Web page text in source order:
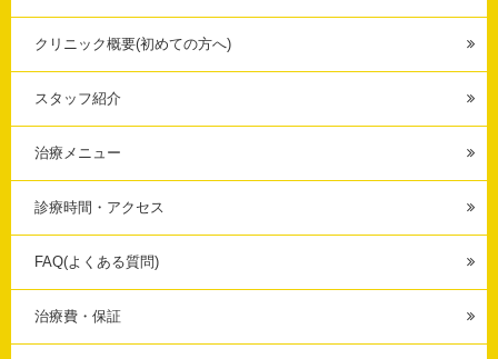
クリニック概要(初めての方へ)
スタッフ紹介
治療メニュー
診療時間・アクセス
FAQ(よくある質問)
治療費・保証